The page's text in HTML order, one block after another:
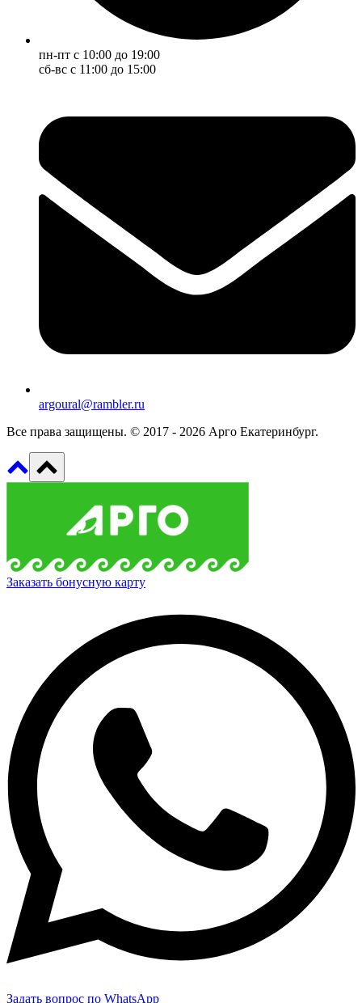
пн-пт с 10:00 до 19:00
сб-вс с 11:00 до 15:00
argoural@rambler.ru
Все права защищены. © 2017 - 2026 Арго Екатеринбург.
Заказать бонусную карту
Задать вопрос по WhatsApp